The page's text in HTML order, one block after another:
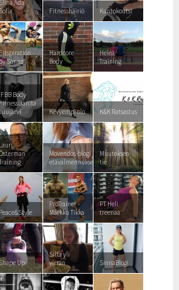
Elina Ada
Sofia
Fitnesshäiriö Kuntokoutsi
by Sanna
Hardcore
Body
Heleä
Training
IFBB Body
Janita
Kevyempi olo K&K Ratsastus
Lauri
Movendos-blogi
etävalmennuksesta
Muutoksen
tie
Peace&Style
ProTrainer -
Márkku Tikka
PT Heli
treenaa
Shape Up
Silta yli
virran
SinnaBlogi